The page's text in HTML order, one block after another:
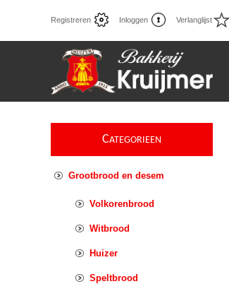
Registreren Inloggen Verlanglijst
CATEGORIEEN
Grootbrood en desem
Volkorenbrood
Witbrood
Huizer
Speltbrood